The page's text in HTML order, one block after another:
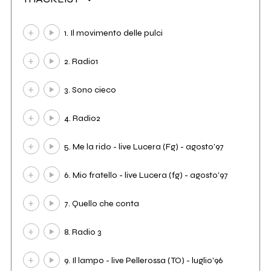
1. Il movimento delle pulci
2. Radio1
3. Sono cieco
4. Radio2
5. Me la rido - live Lucera (Fg) - agosto'97
6. Mio fratello - live Lucera (fg) - agosto'97
7. Quello che conta
8. Radio 3
9. Il lampo - live Pellerossa (TO) - luglio'96